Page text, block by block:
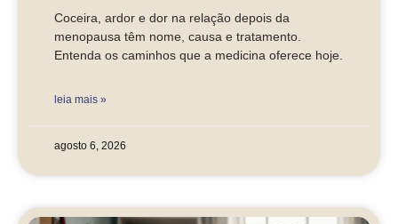
Coceira, ardor e dor na relação depois da
menopausa têm nome, causa e tratamento.
Entenda os caminhos que a medicina oferece hoje.
leia mais »
agosto 6, 2026